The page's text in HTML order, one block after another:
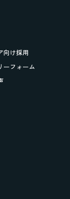
向け採用
ーフォーム